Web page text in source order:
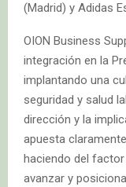
(Madrid) y Adidas
OION Business
integración en la
implantando una
seguridad y salud
dirección y la
apuesta
haciendo del
avanzar y